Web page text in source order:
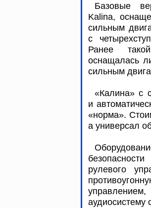
Базовые
Kalina,
сильным
с
Ранее
оснащалась
сильным
«Калина» с
и
«норма».
а универсал
рулевого
аудиосистему